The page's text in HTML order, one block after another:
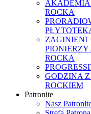
AKADEMIA
ROCKA
ZAGINIENI
PIONIERZY
ROCKA
GODZINA
ROCKIEM
Patronite
Nasz